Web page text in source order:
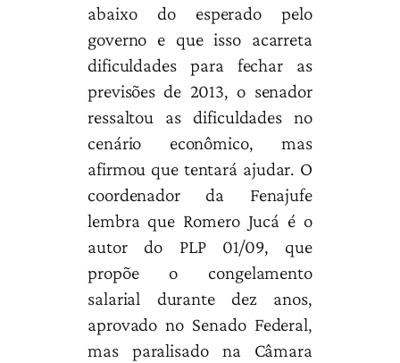
abaixo do esperado pelo
governo e que isso acarreta
dificuldades para fechar as
previsões de 2013, o senador
ressaltou as dificuldades no
cenário econômico, mas
afirmou que tentará ajudar. O
coordenador da Fenajufe
lembra que Romero Jucá é o
autor do PLP 01/09, que
propõe o congelamento
salarial durante dez anos,
aprovado no Senado Federal,
mas paralisado na Câmara